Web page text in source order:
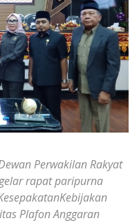
Perwakilan Rakyat
rapat paripurna
Plafon Anggaran